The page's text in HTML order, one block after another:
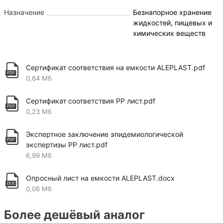
Пластиковые емкости объемом 55 кубических
метров могут выполнять функцию резервуаров для
или применяться в качестве пожарных конструкций
в местах, где затруднена подача или нет
они часто устанавливаются на предприятиях по
изготовлению вин и в сфере сельского хозяйства
удобрений.
Нередко пластиковые аккумулирующие емкости
объемом 55 кубов можно видеть в химических
частных предприятиях. В последнее время стало
популярным разводить в больших резервуарах рыбу
практичны для этих целей.
Назначение
Безнапорное хранение
жидкостей, пищевых и
химических веществ
Более дешёвый аналог
Сертификат соответствия на емкости ALEPLAST.pdf
0,64 Мб
Сертификат соответствия PP лист.pdf
0,23 Мб
Экспертное заключение эпидемиологической
экспертизы PP лист.pdf
6,99 Мб
Опросный лист на емкости ALEPLAST.docx
0,06 Мб